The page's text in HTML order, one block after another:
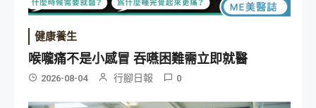
健康養生
喉嚨痛不是小感冒 吞嚥困難需立即就醫
2026-08-04 行腳日報 0